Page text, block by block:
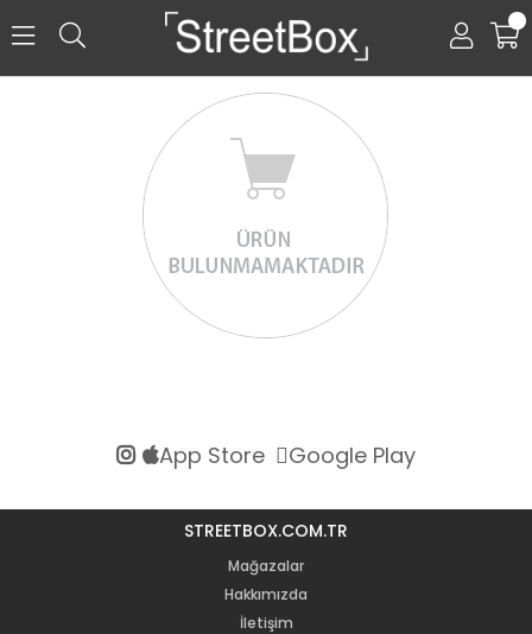
0
App Store Google Play
STREETBOX.COM.TR
Mağazalar
Hakkımızda
İletişim